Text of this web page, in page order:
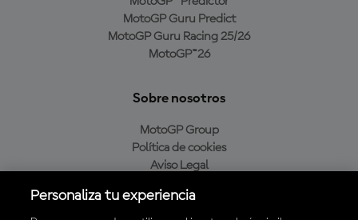
MotoGP Guru Predict
MotoGP Guru Racing 25/26
MotoGP™26
Sobre nosotros
MotoGP Group
Política de cookies
Aviso Legal
Política de compra
Personaliza tu experiencia